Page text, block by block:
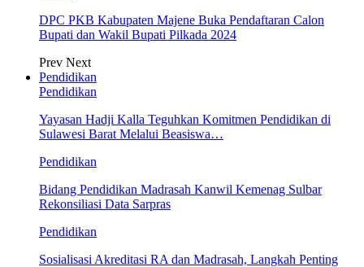
DPC PKB Kabupaten Majene Buka Pendaftaran Calon
Bupati dan Wakil Bupati Pilkada 2024
Prev Next
Pendidikan
Pendidikan
Yayasan Hadji Kalla Teguhkan Komitmen Pendidikan di
Sulawesi Barat Melalui Beasiswa…
Pendidikan
Bidang Pendidikan Madrasah Kanwil Kemenag Sulbar
Rekonsiliasi Data Sarpras
Pendidikan
Sosialisasi Akreditasi RA dan Madrasah, Langkah Penting